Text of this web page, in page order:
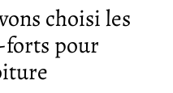
choisi les
pour